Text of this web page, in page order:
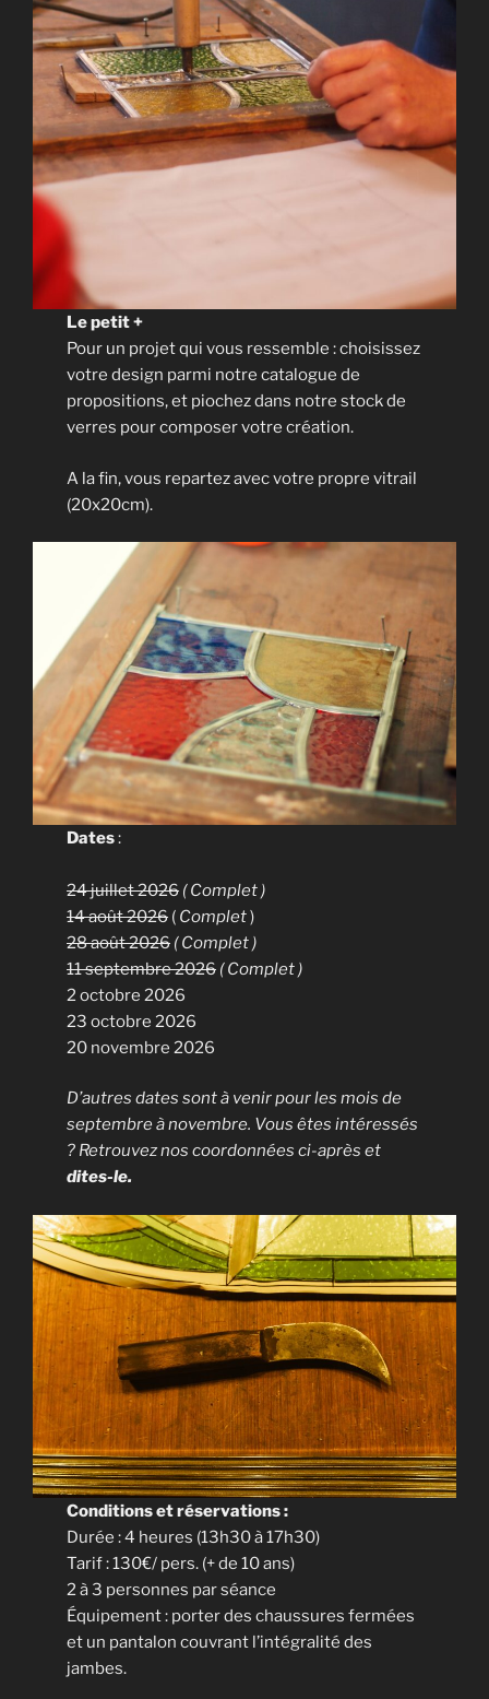
Le petit +
Pour un projet qui vous ressemble : choisissez
votre design parmi notre catalogue de
propositions, et piochez dans notre stock de
verres pour composer votre création.
A la fin, vous repartez avec votre propre vitrail
(20x20cm).
Dates:
24 juillet 2026 ( Complet )
14 août 2026 ( Complet)
28 août 2026 ( Complet )
11 septembre 2026 ( Complet )
2 octobre 2026
23 octobre 2026
20 novembre 2026
D’autres dates sont à venir pour les mois de
septembre à novembre. Vous êtes intéressés
? Retrouvez nos coordonnées ci-après et
dites-le.
Conditions et réservations :
Durée : 4 heures (13h30 à 17h30)
Tarif : 130€/ pers. (+ de 10 ans)
2 à 3 personnes par séance
Équipement : porter des chaussures fermées
et un pantalon couvrant l’intégralité des
jambes.